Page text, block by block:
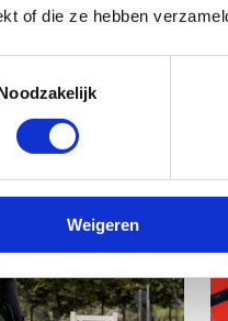
of die ze hebben
Weigeren